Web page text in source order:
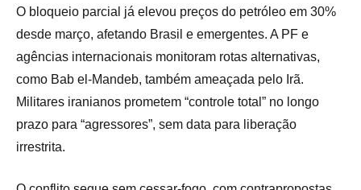
O bloqueio parcial já elevou preços do petróleo em 30%
desde março, afetando Brasil e emergentes. A PF e
agências internacionais monitoram rotas alternativas,
como Bab el-Mandeb, também ameaçada pelo Irã.
Militares iranianos prometem “controle total” no longo
prazo para “agressores”, sem data para liberação
irrestrita.